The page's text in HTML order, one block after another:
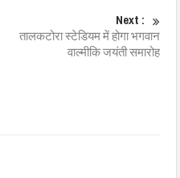
Next :
तालकटोरा स्टेडियम में होगा भगवान
वाल्मीकि जयंती समारोह